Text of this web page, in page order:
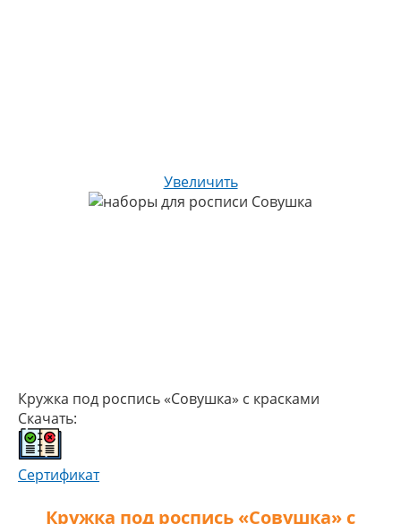
Увеличить
Кружка под роспись «Совушка» с красками
Скачать:
Сертификат
Кружка под роспись «Совушка» с